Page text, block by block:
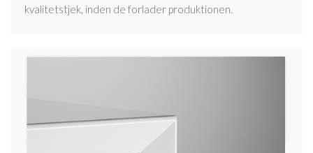
kvalitetstjek, inden de forlader produktionen.